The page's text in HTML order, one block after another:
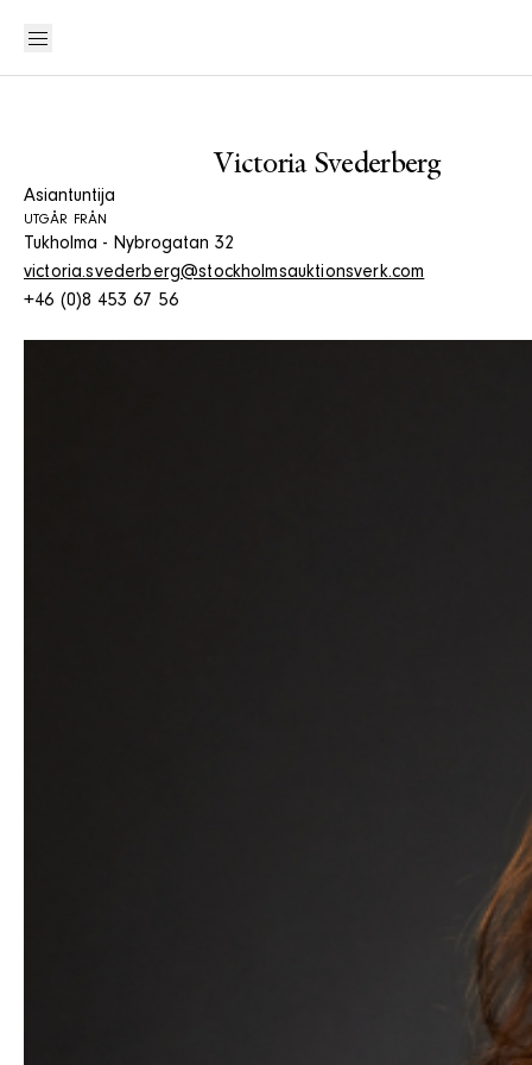
Victoria Svederberg
Asiantuntija
UTGÅR FRÅN
Tukholma - Nybrogatan 32
victoria.svederberg@stockholmsauktionsverk.com
+46 (0)8 453 67 56